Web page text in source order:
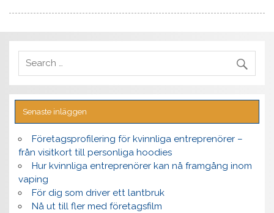
Senaste inläggen
Företagsprofilering för kvinnliga entreprenörer –
från visitkort till personliga hoodies
Hur kvinnliga entreprenörer kan nå framgång inom
vaping
För dig som driver ett lantbruk
Nå ut till fler med företagsfilm